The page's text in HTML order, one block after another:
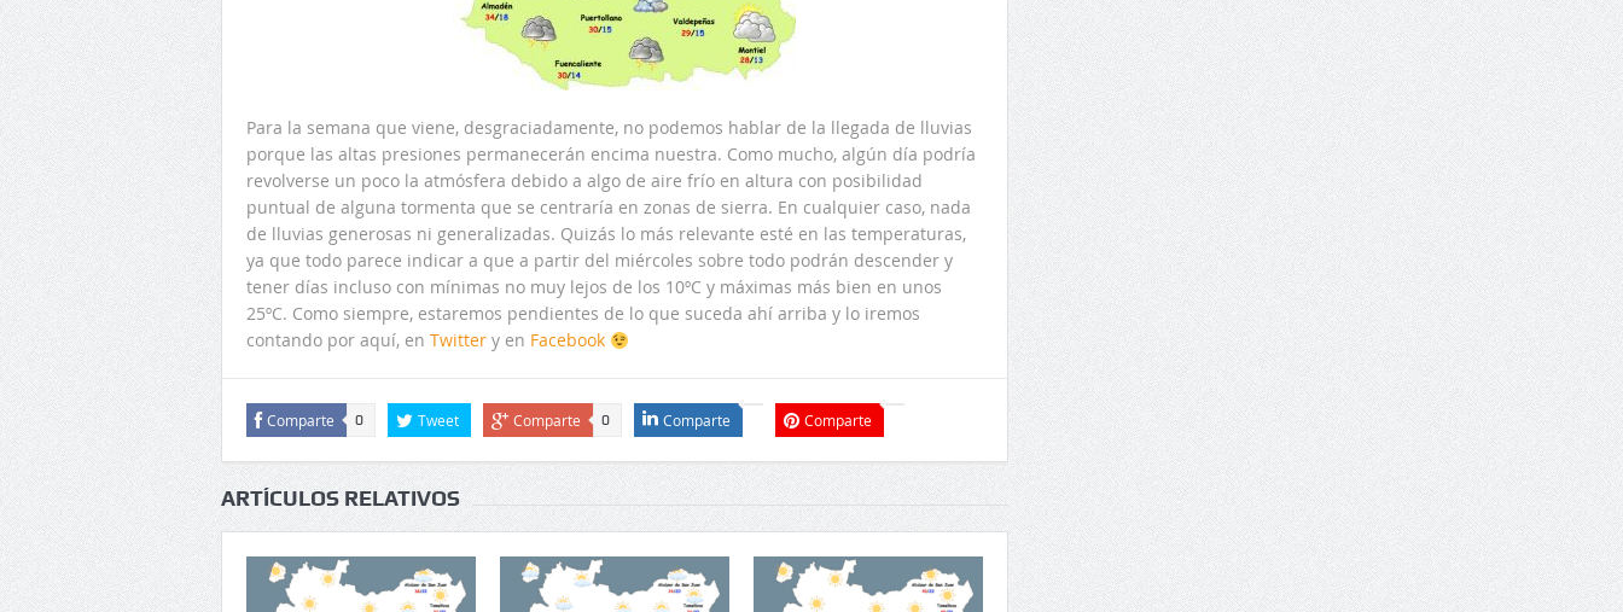
Para la semana que viene, desgraciadamente, no podemos hablar de la llegada de lluvias
porque las altas presiones permanecerán encima nuestra. Como mucho, algún día podría
revolverse un poco la atmósfera debido a algo de aire frío en altura con posibilidad
puntual de alguna tormenta que se centraría en zonas de sierra. En cualquier caso, nada
de lluvias generosas ni generalizadas. Quizás lo más relevante esté en las temperaturas,
ya que todo parece indicar a que a partir del miércoles sobre todo podrán descender y
tener días incluso con mínimas no muy lejos de los 10ºC y máximas más bien en unos
25ºC. Como siempre, estaremos pendientes de lo que suceda ahí arriba y lo iremos
contando por aquí, en Twitter y en Facebook
Comparte 0 Tweet Comparte 0 Comparte Comparte
ARTÍCULOS RELATIVOS